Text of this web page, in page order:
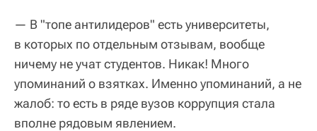
— В "топе антилидеров" есть университеты,
в которых по отдельным отзывам, вообще
ничему не учат студентов. Никак! Много
упоминаний о взятках. Именно упоминаний, а не
жалоб: то есть в ряде вузов коррупция стала
вполне рядовым явлением.